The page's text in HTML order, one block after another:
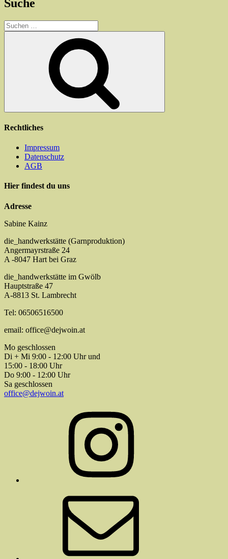
Suche
Suchen
nach:
Rechtliches
Impressum
Datenschutz
AGB
Hier findest du uns
Adresse
Sabine Kainz
die_handwerkstätte (Garnproduktion)
Angermayrstraße 24
A -8047 Hart bei Graz
die_handwerkstätte im Gwölb
Hauptstraße 47
A-8813 St. Lambrecht
Tel: 06506516500
email: office@dejwoin.at
Mo geschlossen
Di + Mi 9:00 - 12:00 Uhr und
15:00 - 18:00 Uhr
Do 9:00 - 12:00 Uhr
Sa geschlossen
office@dejwoin.at